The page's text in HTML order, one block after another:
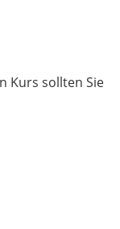
Kurs sollten Sie